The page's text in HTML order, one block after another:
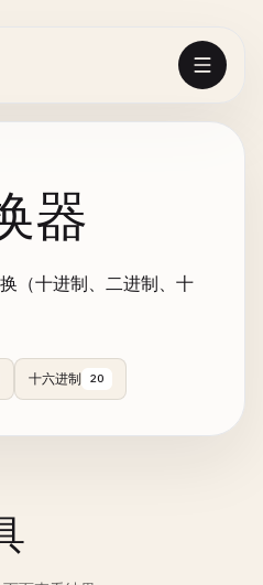
器
（十进制、二进制、十
十六进制 20